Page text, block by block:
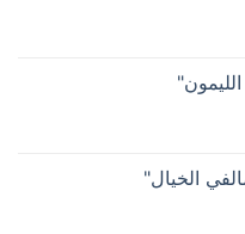
الخيال"